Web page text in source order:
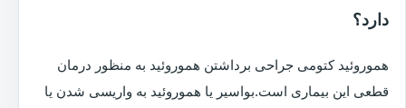
دارد؟
هموروئید کتومی جراحی برداشتن هموروئید به منظور درمان
قطعی این بیماری است.بواسیر یا هموروئید به واریسی شدن یا